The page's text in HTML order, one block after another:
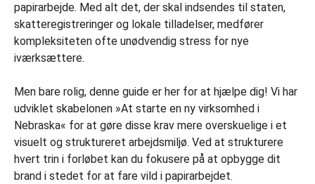
papirarbejde. Med alt det, der skal indsendes til staten,
skatteregistreringer og lokale tilladelser, medfører
kompleksiteten ofte unødvendig stress for nye
iværksættere.
Men bare rolig, denne guide er her for at hjælpe dig! Vi har
udviklet skabelonen »At starte en ny virksomhed i
Nebraska« for at gøre disse krav mere overskuelige i et
visuelt og struktureret arbejdsmiljø. Ved at strukturere
hvert trin i forløbet kan du fokusere på at opbygge dit
brand i stedet for at fare vild i papirarbejdet.